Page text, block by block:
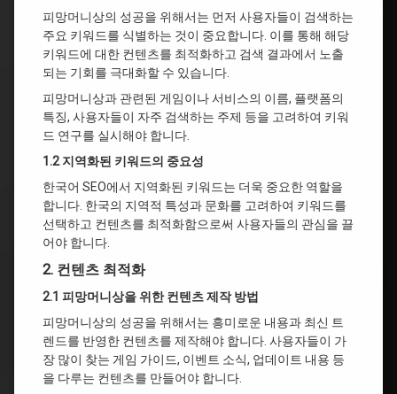
피망머니상의 성공을 위해서는 먼저 사용자들이 검색하는
주요 키워드를 식별하는 것이 중요합니다. 이를 통해 해당
키워드에 대한 컨텐츠를 최적화하고 검색 결과에서 노출
되는 기회를 극대화할 수 있습니다.
피망머니상과 관련된 게임이나 서비스의 이름, 플랫폼의
특징, 사용자들이 자주 검색하는 주제 등을 고려하여 키워
드 연구를 실시해야 합니다.
1.2 지역화된 키워드의 중요성
한국어 SEO에서 지역화된 키워드는 더욱 중요한 역할을
합니다. 한국의 지역적 특성과 문화를 고려하여 키워드를
선택하고 컨텐츠를 최적화함으로써 사용자들의 관심을 끌
어야 합니다.
2. 컨텐츠 최적화
2.1 피망머니상을 위한 컨텐츠 제작 방법
피망머니상의 성공을 위해서는 흥미로운 내용과 최신 트
렌드를 반영한 컨텐츠를 제작해야 합니다. 사용자들이 가
장 많이 찾는 게임 가이드, 이벤트 소식, 업데이트 내용 등
을 다루는 컨텐츠를 만들어야 합니다.